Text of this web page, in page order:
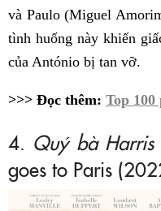
và Paulo (Miguel
tình huống này khiến
của António bị tan vỡ.
>>> Đọc thêm: Top
4. Quý bà Harris
goes to Paris